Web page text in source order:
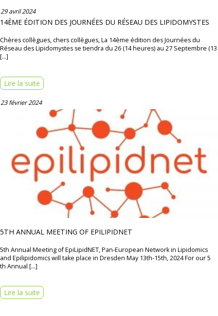
29 avril 2024
14ÈME ÉDITION DES JOURNÉES DU RÉSEAU DES LIPIDOMYSTES
Chères collègues, chers collègues, La 14ème édition des Journées du
Réseau des Lipidomystes se tiendra du 26 (14 heures) au 27 Septembre (13
[…]
Lire la suite
23 février 2024
5TH ANNUAL MEETING OF EPILIPIDNET
5th Annual Meeting of EpiLipidNET, Pan-European Network in Lipidomics
and Epilipidomics will take place in Dresden May 13th-15th, 2024 For our 5
th Annual […]
Lire la suite